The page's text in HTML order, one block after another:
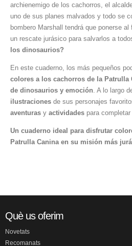
archienemigo de los cachorros, el
uno de sus planes malvados y todo se
bombero Marshall tendrá que ponerse
un rescate jurásico para salvarlos a
los dinosaurios?
En este cuaderno, los más pequeños
colores a los cachorros de la Patrulla
de dinosaurios y emoción . A lo largo
ilustraciones de sus personajes
aventuras y actividades para
Un cuaderno ideal para disfrutar
Patrulla Canina en su misión más
Què us oferim
Novetats
Recomanats